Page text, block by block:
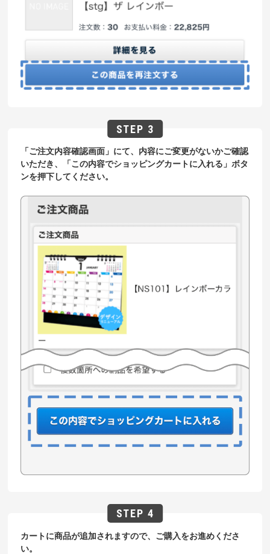
「ご注文内容確認画面」にて、内容にご変更がないかご確認
いただき、「この内容でショッピングカートに入れる」ボタ
ンを押下してください。
カートに商品が追加されますので、ご購入をお進めくださ
い。